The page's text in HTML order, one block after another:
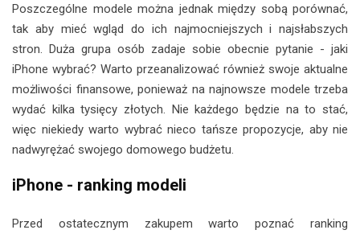
Poszczególne modele można jednak między sobą porównać,
tak aby mieć wgląd do ich najmocniejszych i najsłabszych
stron. Duża grupa osób zadaje sobie obecnie pytanie - jaki
iPhone wybrać? Warto przeanalizować również swoje aktualne
możliwości finansowe, ponieważ na najnowsze modele trzeba
wydać kilka tysięcy złotych. Nie każdego będzie na to stać,
więc niekiedy warto wybrać nieco tańsze propozycje, aby nie
nadwyrężać swojego domowego budżetu.
iPhone - ranking modeli
Przed ostatecznym zakupem warto poznać ranking